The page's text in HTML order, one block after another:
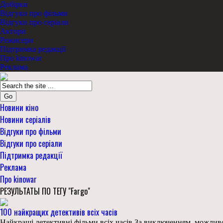
Добірки
Відгуки про фільми
Відгуки про серіали
Актори
Режисери
Підтримка редакції
Про kinowar
Реклама
Go
Новини кіно
Новини серіалів
Відгуки про фільми
Відгуки про серіали
Підтримка редакції
Реклама
Про kinowar
РЕЗУЛЬТАТЫ ПО ТЕГУ "Fargo"
100 найкращих детективів всіх часів